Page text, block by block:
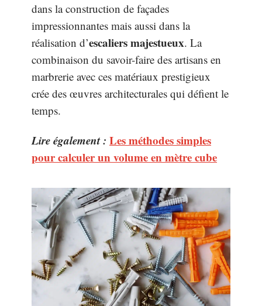
dans la construction de façades
impressionnantes mais aussi dans la
réalisation d’escaliers majestueux. La
combinaison du savoir-faire des artisans en
marbrerie avec ces matériaux prestigieux
crée des œuvres architecturales qui défient le
temps.
Lire également : Les méthodes simples
pour calculer un volume en mètre cube